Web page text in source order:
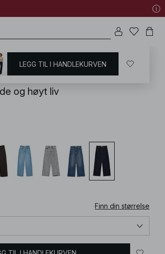
Jeans
og høyt liv
Finn din størrelse
LEGG TIL I HANDLEKURVEN